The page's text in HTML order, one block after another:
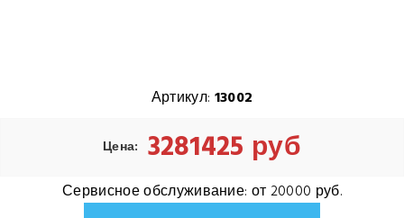
Артикул: 13002
Цена: 3281425 руб
Сервисное обслуживание: от 20000 руб.